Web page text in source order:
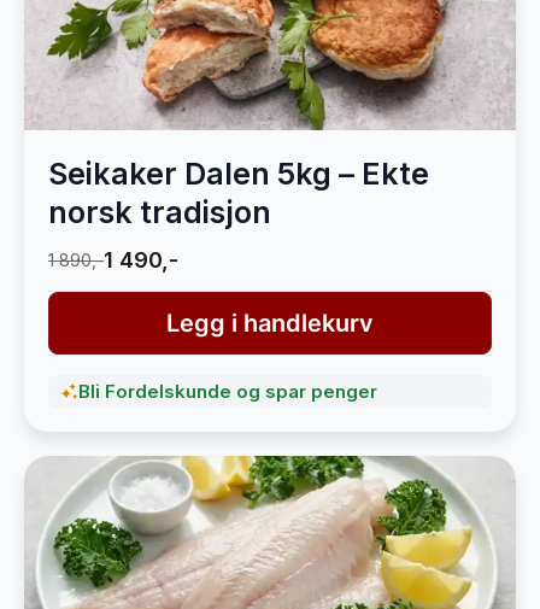
Seikaker Dalen 5kg – Ekte
norsk tradisjon
1 890,-1 490,-
Legg i handlekurv
Bli Fordelskunde og spar penger